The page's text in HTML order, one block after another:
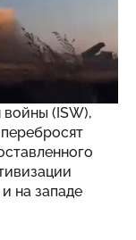
войны (ISW),
на западе